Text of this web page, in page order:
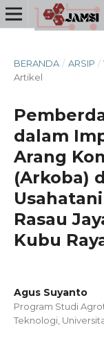
BERANDA / ARSIP /
Artikel
dalam
Arang
(Arkoba)
Rasau
Kubu
Agus Suyanto
Program Studi
Teknologi,